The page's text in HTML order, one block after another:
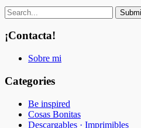
¡Contacta!
Sobre mi
Categories
Be inspired
Cosas Bonitas
Descargables · Imprimibles